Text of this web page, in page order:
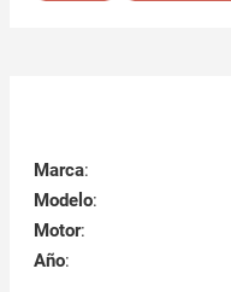
Marca:
Modelo:
Motor:
Año: